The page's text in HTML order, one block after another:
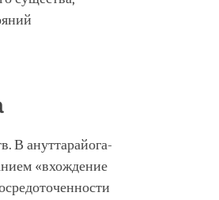
В ануттарайога-
«вхождение